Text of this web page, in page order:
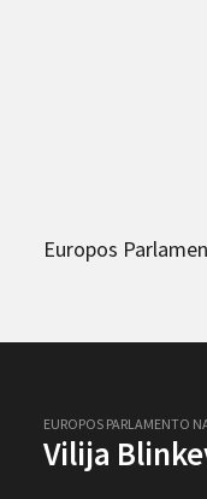
Europos
EUROPOS PARLAMENTO
Vilija